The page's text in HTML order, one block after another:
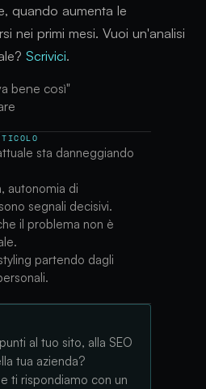
quando aumenta le
nei primi mesi. Vuoi un'analisi
Scrivici.
bene così"
sta danneggiando
autonomia di
segnali decisivi.
il problema non è
partendo dagli
al tuo sito, alla SEO
tua azienda?
ti rispondiamo con un